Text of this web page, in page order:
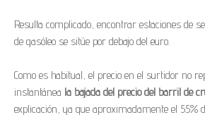
Resulta complicado, encontrar estaciones de
de gasóleo se sitúe por debajo del euro.
Como es habitual, el precio en el surtidor no
instantánea la bajada del precio del barril de
explicación, ya que aproximadamente el 55%